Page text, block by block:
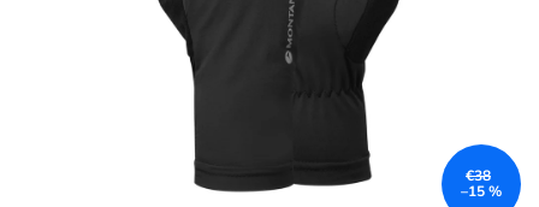
€38
–15 %